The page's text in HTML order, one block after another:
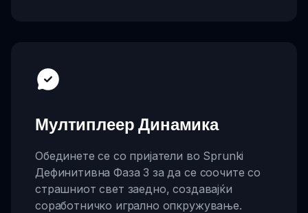
Мултиплеер Динамика
Обединете се со пријатели во Sprunki
Дефинитивна Фаза 3 за да се соочите со
страшниот свет заедно, создавајќи
соработничко игрално опкружување.